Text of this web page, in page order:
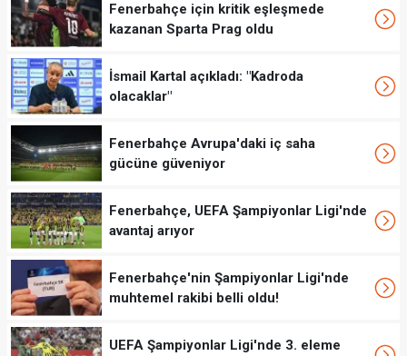
Fenerbahçe için kritik eşleşmede
kazanan Sparta Prag oldu
İsmail Kartal açıkladı: "Kadroda
olacaklar"
Fenerbahçe Avrupa'daki iç saha
gücüne güveniyor
Fenerbahçe, UEFA Şampiyonlar Ligi'nde
avantaj arıyor
Fenerbahçe'nin Şampiyonlar Ligi'nde
muhtemel rakibi belli oldu!
UEFA Şampiyonlar Ligi'nde 3. eleme